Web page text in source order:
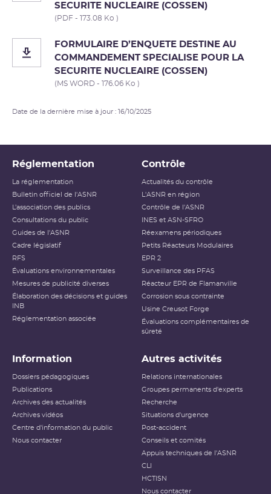
SECURITE NUCLEAIRE (COSSEN)
(PDF - 173.08 Ko )
FORMULAIRE D’ENQUETE DESTINE AU
COMMANDEMENT SPECIALISE POUR LA
SECURITE NUCLEAIRE (COSSEN)
(MS WORD - 176.06 Ko )
Date de la dernière mise à jour : 16/10/2025
Réglementation
La réglementation
Bulletin officiel de l'ASNR
L’association des publics
Consultations du public
Guides de l'ASNR
Cadre législatif
RFS
Évaluations environnementales
Mesures de publicité diverses
Élaboration des décisions et guides
INB
Réglementation associée
Contrôle
Actualités du contrôle
L'ASNR en région
Contrôle de l'ASNR
INES et ASN-SFRO
Réexamens périodiques
Petits Réacteurs Modulaires
EPR 2
Surveillance des PFAS
Réacteur EPR de Flamanville
Corrosion sous contrainte
Usine Creusot Forge
Évaluations complémentaires de
sûreté
Information
Dossiers pédagogiques
Publications
Archives des actualités
Archives vidéos
Centre d'information du public
Nous contacter
Autres activités
Relations internationales
Groupes permanents d'experts
Recherche
Situations d'urgence
Post-accident
Conseils et comités
Appuis techniques de l'ASNR
CLI
HCTISN
Nous contacter